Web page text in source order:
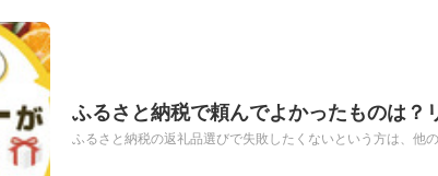
ふるさと納税で頼んでよかったものは
ふるさと納税の返礼品選びで失敗したくないという方は、他